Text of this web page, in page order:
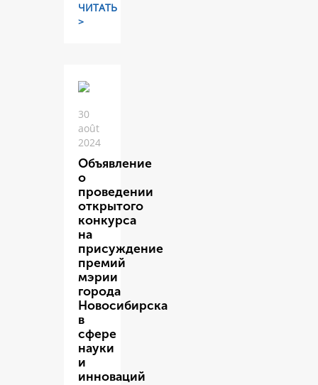
ЧИТАТЬ
>
30
août
2024
Объявление
о
проведении
открытого
конкурса
на
присуждение
премий
мэрии
города
Новосибирска
в
сфере
науки
и
инноваций